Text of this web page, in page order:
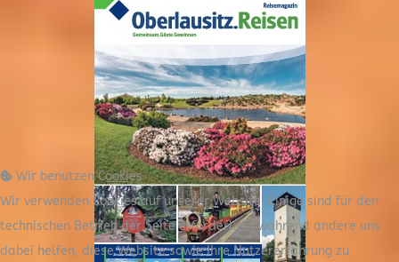
Wir benutzen Cookies
Wir verwenden Cookies auf unserer Website. Einige sind für den
technischen Betrieb der Seite erforderlich, während andere uns
dabei helfen, diese Website sowie Ihre Nutzererfahrung zu